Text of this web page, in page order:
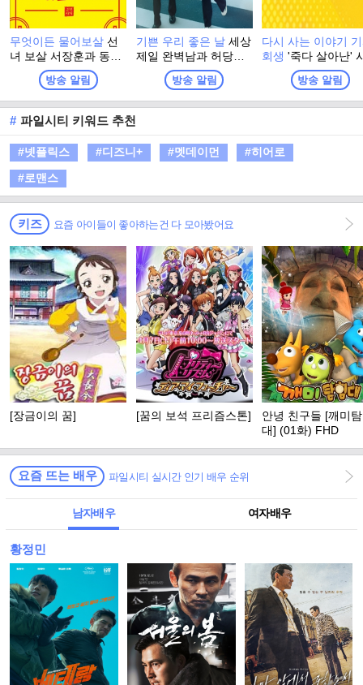
무엇이든 물어보살선
녀 보살 서장훈과 동자
이수근이 꽉 막힌 속을
확!! 뚫어줄 신통방통
해결책을 주는 프로그
램
방송 알림
기쁜 우리 좋은 날 세상
제일 완벽남과 허당녀
의 일촉즉발 생사 쟁탈
전! 저마다 '내 인생의
주인공'이 되고픈, 다양
방송 알림
다시 사는 이야기
회생'죽다 살아난'
사고와 사례자의 건
회복 솔루션까지 '
사는 이야기 - 기사
방송 알림
# 파일시티 키워드 추천
#넷플릭스 #디즈니+ #멧데이먼
#히어로
#로맨스
키즈 요즘 아이들이 좋아하는건 다 모아봤어요
[장금이의 꿈] [꿈의 보석 프리즘스톤]
안녕 친구들 [깨미
대] (01화) FHD
요즘 뜨는 배우 파일시티 실시간 인기 배우 순위
남자배우 여자배우
황정민